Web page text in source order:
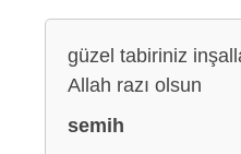
güzel tabiriniz
Allah razı olsun
semih